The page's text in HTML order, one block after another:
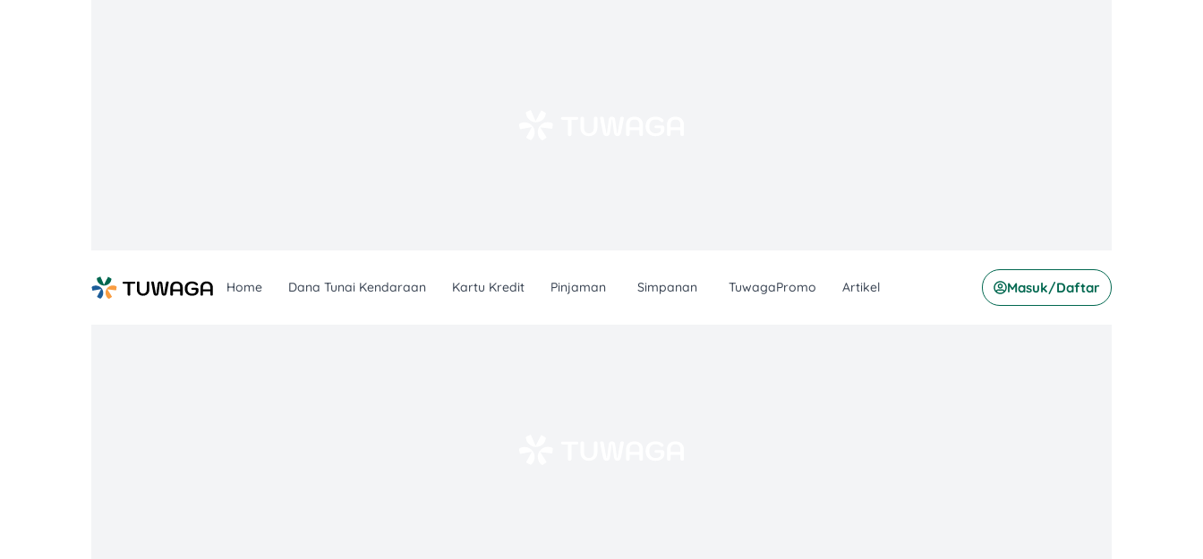
Home Dana Tunai Kendaraan Kartu Kredit Pinjaman Simpanan TuwagaPromo Artikel Masuk/Daftar